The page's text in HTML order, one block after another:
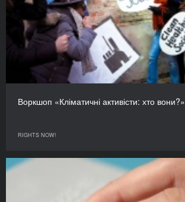
Воркшоп «Кліматичні активісти: хто вони?»
RIGHTS NOW!